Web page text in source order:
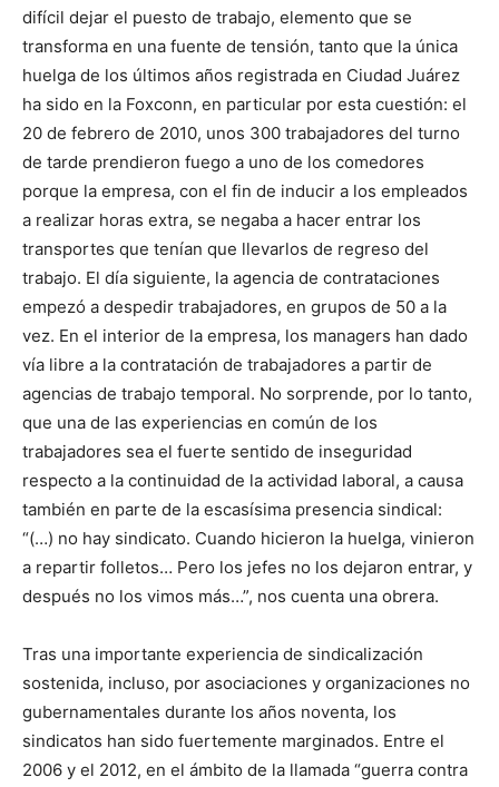
difícil dejar el puesto de trabajo, elemento que se
transforma en una fuente de tensión, tanto que la única
huelga de los últimos años registrada en Ciudad Juárez
ha sido en la Foxconn, en particular por esta cuestión: el
20 de febrero de 2010, unos 300 trabajadores del turno
de tarde prendieron fuego a uno de los comedores
porque la empresa, con el fin de inducir a los empleados
a realizar horas extra, se negaba a hacer entrar los
transportes que tenían que llevarlos de regreso del
trabajo. El día siguiente, la agencia de contrataciones
empezó a despedir trabajadores, en grupos de 50 a la
vez. En el interior de la empresa, los managers han dado
vía libre a la contratación de trabajadores a partir de
agencias de trabajo temporal. No sorprende, por lo tanto,
que una de las experiencias en común de los
trabajadores sea el fuerte sentido de inseguridad
respecto a la continuidad de la actividad laboral, a causa
también en parte de la escasísima presencia sindical:
“(…) no hay sindicato. Cuando hicieron la huelga, vinieron
a repartir folletos… Pero los jefes no los dejaron entrar, y
después no los vimos más…”, nos cuenta una obrera.
Tras una importante experiencia de sindicalización
sostenida, incluso, por asociaciones y organizaciones no
gubernamentales durante los años noventa, los
sindicatos han sido fuertemente marginados. Entre el
2006 y el 2012, en el ámbito de la llamada “guerra contra